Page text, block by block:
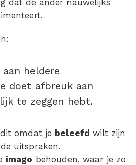
heldere
doet afbreuk aan
te zeggen hebt.
omdat je beleefd wilt zijn
uitspraken.
imago behouden, waar je zo